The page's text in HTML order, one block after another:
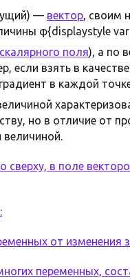
— вектор, своим
φ{displaystyle
скалярного поля), а по
если взять в
в каждой
но в отличие от
величиной.
сверху, в поле
от изменения
переменных,